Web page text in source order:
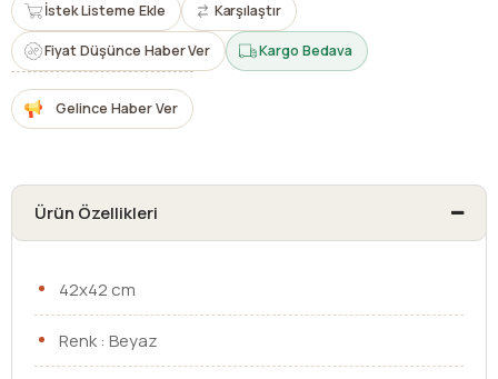
İstek Listeme Ekle Karşılaştır
Fiyat Düşünce Haber Ver Kargo Bedava
Gelince Haber Ver
Ürün Özellikleri
42x42 cm
Renk : Beyaz